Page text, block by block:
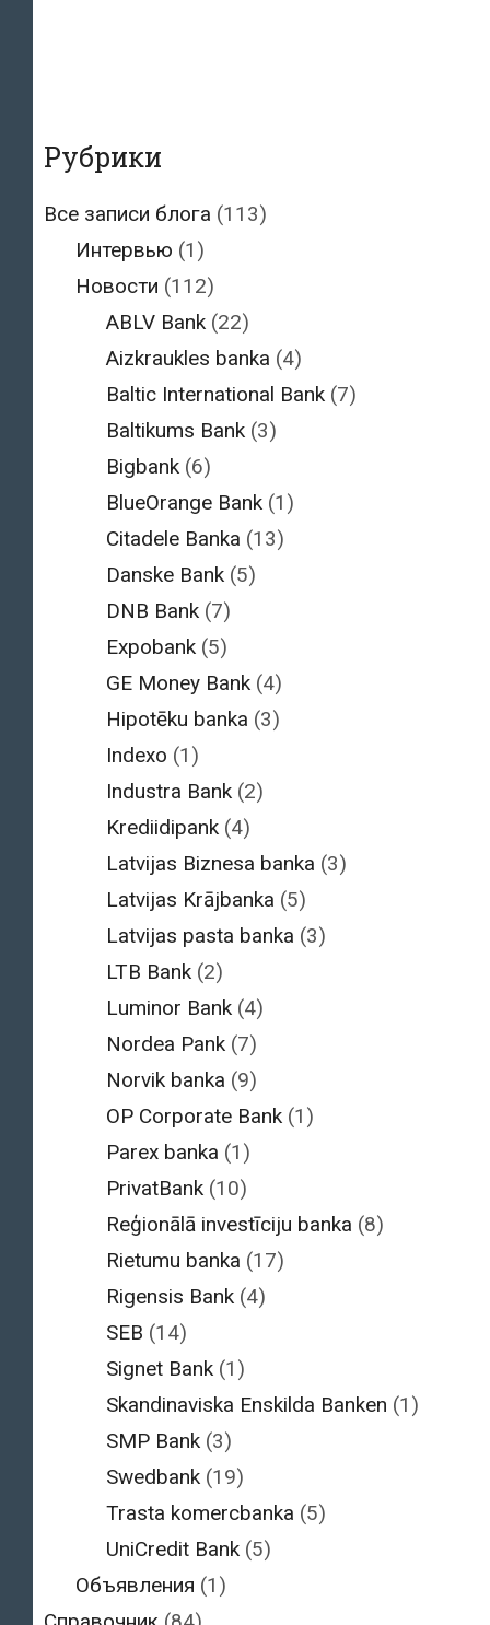
Рубрики
Все записи блога (113)
Интервью (1)
Новости (112)
ABLV Bank (22)
Aizkraukles banka (4)
Baltic International Bank (7)
Baltikums Bank (3)
Bigbank (6)
BlueOrange Bank (1)
Citadele Banka (13)
Danske Bank (5)
DNB Bank (7)
Expobank (5)
GE Money Bank (4)
Hipotēku banka (3)
Indexo (1)
Industra Bank (2)
Krediidipank (4)
Latvijas Biznesa banka (3)
Latvijas Krājbanka (5)
Latvijas pasta banka (3)
LTB Bank (2)
Luminor Bank (4)
Nordea Pank (7)
Norvik banka (9)
OP Corporate Bank (1)
Parex banka (1)
PrivatBank (10)
Reģionālā investīciju banka (8)
Rietumu banka (17)
Rigensis Bank (4)
SEB (14)
Signet Bank (1)
Skandinaviska Enskilda Banken (1)
SMP Bank (3)
Swedbank (19)
Trasta komercbanka (5)
UniCredit Bank (5)
Объявления (1)